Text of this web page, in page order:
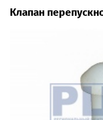
Клапан